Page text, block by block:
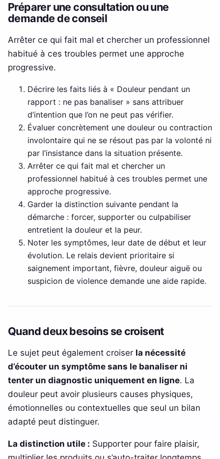
Préparer une consultation ou une
demande de conseil
Arrêter ce qui fait mal et chercher un professionnel
habitué à ces troubles permet une approche
progressive.
Décrire les faits liés à « Douleur pendant un
rapport : ne pas banaliser » sans attribuer
d’intention que l’on ne peut pas vérifier.
Évaluer concrètement une douleur ou contraction
involontaire qui ne se résout pas par la volonté ni
par l’insistance dans la situation présente.
Arrêter ce qui fait mal et chercher un
professionnel habitué à ces troubles permet une
approche progressive.
Garder la distinction suivante pendant la
démarche : forcer, supporter ou culpabiliser
entretient la douleur et la peur.
Noter les symptômes, leur date de début et leur
évolution. Le relais devient prioritaire si
saignement important, fièvre, douleur aiguë ou
suspicion de violence demande une aide rapide.
Quand deux besoins se croisent
Le sujet peut également croiser la nécessité
d’écouter un symptôme sans le banaliser ni
tenter un diagnostic uniquement en ligne. La
douleur peut avoir plusieurs causes physiques,
émotionnelles ou contextuelles que seul un bilan
adapté peut distinguer.
La distinction utile : Supporter pour faire plaisir,